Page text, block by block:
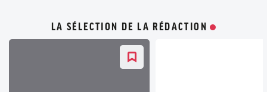
LA SÉLECTION DE LA RÉDACTION